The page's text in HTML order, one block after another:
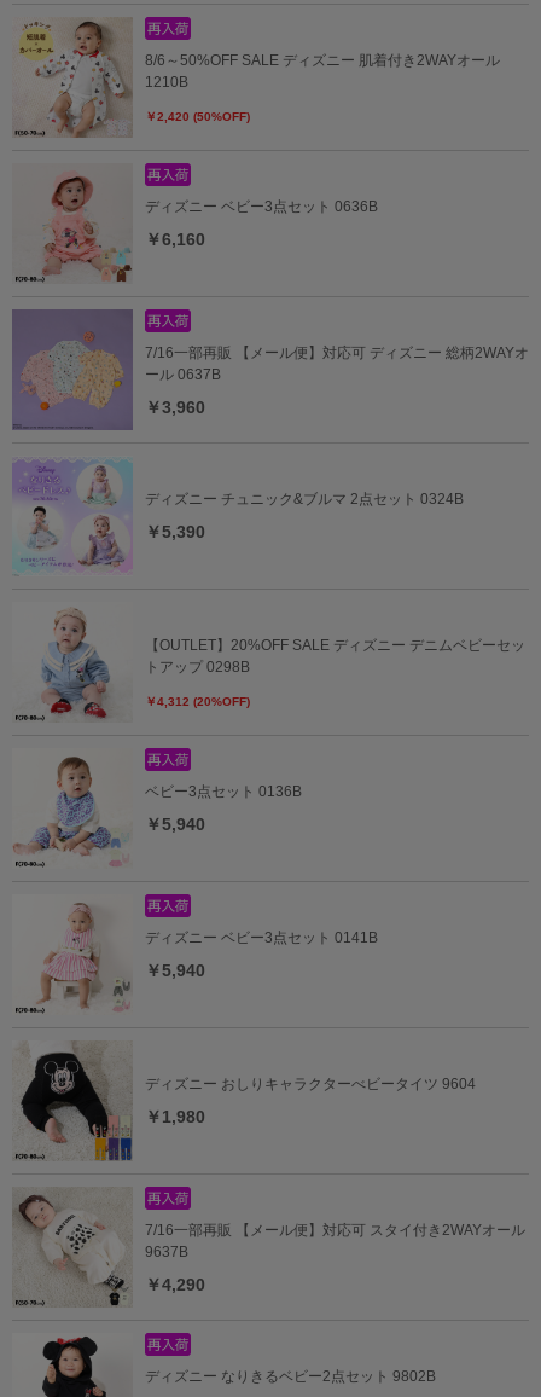
8/6～50%OFF SALE ディズニー 肌着付き2WAYオール
1210B
￥2,420 (50%OFF)
ディズニー ベビー3点セット 0636B
￥6,160
7/16一部再販 【メール便】対応可 ディズニー 総柄2WAYオ
ール 0637B
￥3,960
ディズニー チュニック&ブルマ 2点セット 0324B
￥5,390
【OUTLET】20%OFF SALE ディズニー デニムベビーセッ
トアップ 0298B
￥4,312 (20%OFF)
ベビー3点セット 0136B
￥5,940
ディズニー ベビー3点セット 0141B
￥5,940
ディズニー おしりキャラクターべビータイツ 9604
￥1,980
7/16一部再販 【メール便】対応可 スタイ付き2WAYオール
9637B
￥4,290
ディズニー なりきるベビー2点セット 9802B